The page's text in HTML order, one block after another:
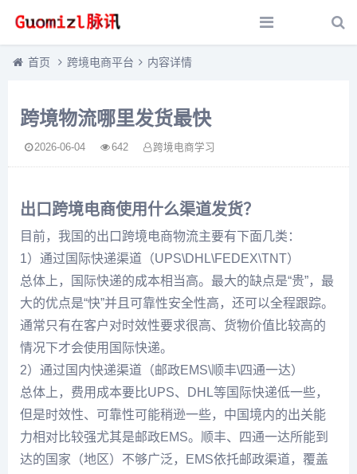
首页 跨境电商平台 内容详情
跨境物流哪里发货最快
2026-06-04 642 跨境电商学习
出口跨境电商使用什么渠道发货？
目前，我国的出口跨境电商物流主要有下面几类：
1）通过国际快递渠道（UPS\DHL\FEDEX\TNT）
总体上，国际快递的成本相当高。最大的缺点是“贵”，最
大的优点是“快”并且可靠性安全性高，还可以全程跟踪。
通常只有在客户对时效性要求很高、货物价值比较高的
情况下才会使用国际快递。
2）通过国内快递渠道（邮政EMS\顺丰\四通一达）
总体上，费用成本要比UPS、DHL等国际快递低一些，
但是时效性、可靠性可能稍逊一些，中国境内的出关能
力相对比较强尤其是邮政EMS。顺丰、四通一达所能到
达的国家（地区）不够广泛，EMS依托邮政渠道，覆盖